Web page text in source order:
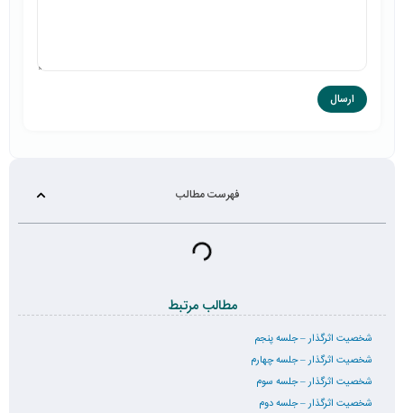
فهرست مطالب
مطالب مرتبط
شخصیت اثرگذار – جلسه پنجم
شخصیت اثرگذار – جلسه چهارم
شخصیت اثرگذار – جلسه سوم
شخصیت اثرگذار – جلسه دوم